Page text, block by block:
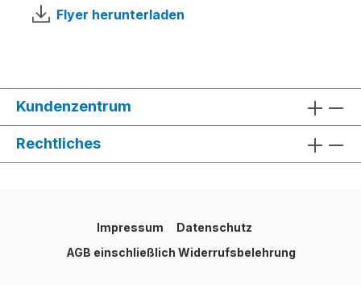
Flyer herunterladen
Kundenzentrum
Rechtliches
Impressum
Datenschutz
AGB einschließlich Widerrufsbelehrung